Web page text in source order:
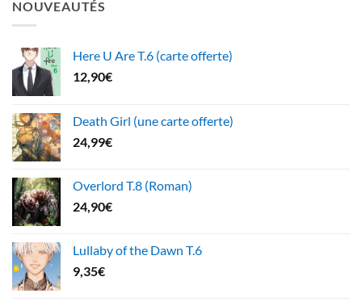
NOUVEAUTÉS
Here U Are T.6 (carte offerte)
12,90€
Death Girl (une carte offerte)
24,99€
Overlord T.8 (Roman)
24,90€
Lullaby of the Dawn T.6
9,35€